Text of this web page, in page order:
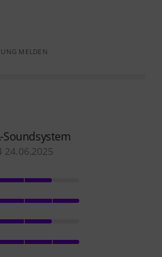
MELDEN
Soundsystem
24.06.2025